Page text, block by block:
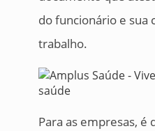
do funcionário e sua
trabalho.
Para as empresas, é